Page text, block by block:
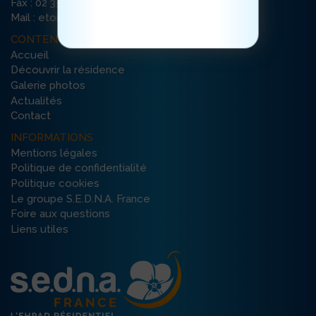
Fax : 02 35 10 39 99
Mail : etoile-etretat@ehpad-sedna.fr
CONTENU DU SITE
Accueil
Découvrir la résidence
Galerie photos
Actualités
Contact
INFORMATIONS
Mentions légales
Politique de confidentialité
Politique cookies
Le groupe S.E.D.N.A. France
Foire aux questions
Liens utiles